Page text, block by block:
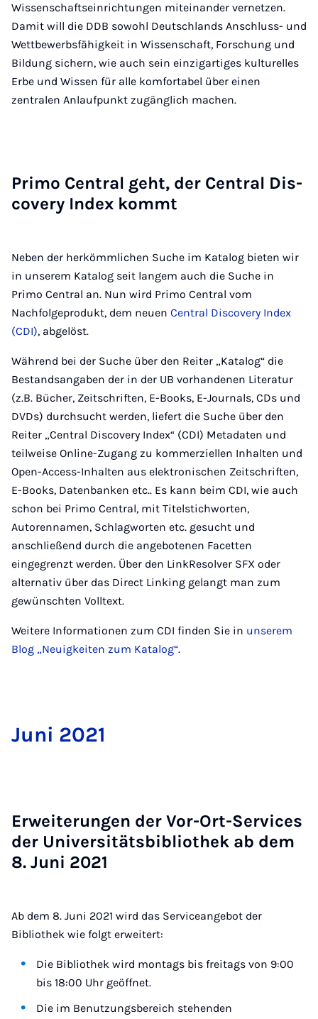
Wissenschaftseinrichtungen miteinander vernetzen.
Damit will die DDB sowohl Deutschlands Anschluss- und
Wettbewerbsfähigkeit in Wissenschaft, Forschung und
Bildung sichern, wie auch sein einzigartiges kulturelles
Erbe und Wissen für alle komfortabel über einen
zentralen Anlaufpunkt zugänglich machen.
Pri­mo Cen­tral geht, der Cen­tral Dis­
co­ve­ry In­dex kommt
Neben der herkömmlichen Suche im Katalog bieten wir
in unserem Katalog seit langem auch die Suche in
Primo Central an. Nun wird Primo Central vom
Nachfolgeprodukt, dem neuen Central Discovery Index
(CDI), abgelöst.
Während bei der Suche über den Reiter „Katalog“ die
Bestandsangaben der in der UB vorhandenen Literatur
(z.B. Bücher, Zeitschriften, E-Books, E-Journals, CDs und
DVDs) durchsucht werden, liefert die Suche über den
Reiter „Central Discovery Index“ (CDI) Metadaten und
teilweise Online-Zugang zu kommerziellen Inhalten und
Open-Access-Inhalten aus elektronischen Zeitschriften,
E-Books, Datenbanken etc.. Es kann beim CDI, wie auch
schon bei Primo Central, mit Titelstichworten,
Autorennamen, Schlagworten etc. gesucht und
anschließend durch die angebotenen Facetten
eingegrenzt werden. Über den LinkResolver SFX oder
alternativ über das Direct Linking gelangt man zum
gewünschten Volltext.
Weitere Informationen zum CDI finden Sie in unserem
Blog „Neuigkeiten zum Katalog“.
Ju­ni 2021
Er­wei­te­run­gen der Vor-Ort-Ser­vices
der Uni­ver­si­täts­bi­blio­thek ab dem
8. Ju­ni 2021
Ab dem 8. Juni 2021 wird das Serviceangebot der
Bibliothek wie folgt erweitert:
Die Bibliothek wird montags bis freitags von 9:00
bis 18:00 Uhr geöffnet.
Die im Benutzungsbereich stehenden